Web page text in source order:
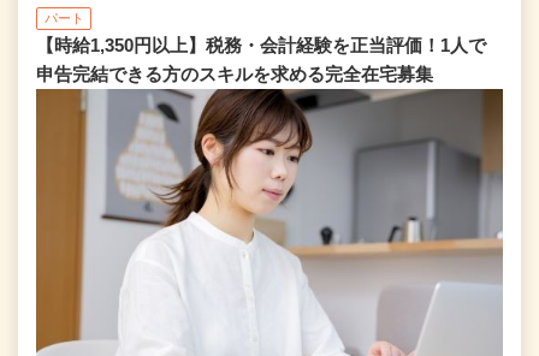
パート
【時給1,350円以上】税務・会計経験を正当評価！1⼈で
申告完結できる⽅のスキルを求める完全在宅募集